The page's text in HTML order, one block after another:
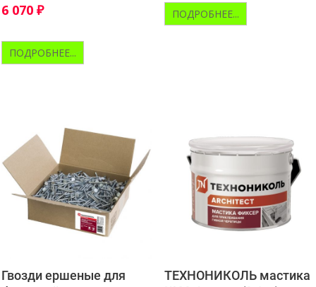
6 070 ₽
ПОДРОБНЕЕ...
ПОДРОБНЕЕ...
Гвозди ершеные для
ТЕХНОНИКОЛЬ мастика